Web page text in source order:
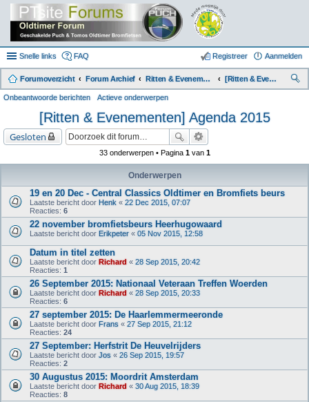
Snelle links FAQ Aanmelden
Registreer
Forumoverzicht Forum Archief Ritten & Evenementen (Archief)
[Ritten & Evenementen] Agenda 2015
Onbeantwoorde berichten Actieve onderwerpen
[Ritten & Evenementen] Agenda 2015
Gesloten
33 onderwerpen • Pagina 1van 1
Onderwerpen
19 en 20 Dec - Central Classics Oldtimer en Bromfiets beurs
Laatste bericht door Henk « 22 Dec 2015, 07:07
Reacties: 6
22 november bromfietsbeurs Heerhugowaard
Laatste bericht door Erikpeter « 05 Nov 2015, 12:58
Datum in titel zetten
Laatste bericht door Richard « 28 Sep 2015, 20:42
Reacties: 1
26 September 2015: Nationaal Veteraan Treffen Woerden
Laatste bericht door Richard « 28 Sep 2015, 20:33
Reacties: 6
27 september 2015: De Haarlemmermeeronde
Laatste bericht door Frans « 27 Sep 2015, 21:12
Reacties: 24
27 September: Herfstrit De Heuvelrijders
Laatste bericht door Jos « 26 Sep 2015, 19:57
Reacties: 2
30 Augustus 2015: Moordrit Amsterdam
Laatste bericht door Richard « 30 Aug 2015, 18:39
Reacties: 8